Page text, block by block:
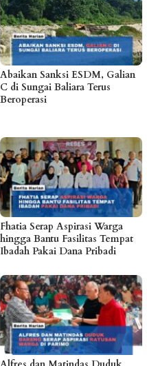
Abaikan Sanksi ESDM, Galian
C di Sungai Baliara Terus
Beroperasi
Fhatia Serap Aspirasi Warga
hingga Bantu Fasilitas Tempat
Ibadah Pakai Dana Pribadi